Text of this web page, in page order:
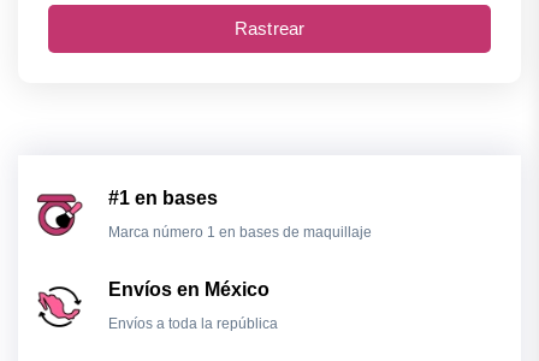
Rastrear
#1 en bases
Marca número 1 en bases de maquillaje
Envíos en México
Envíos a toda la república